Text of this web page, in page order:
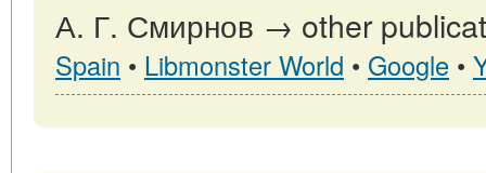
А. Г. Смирнов → other
Spain • Libmonster World • Google •